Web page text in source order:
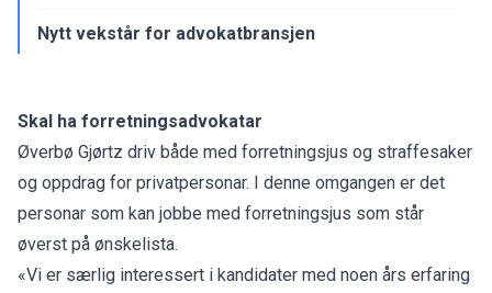
Nytt vekstår for advokatbransjen
Skal ha forretningsadvokatar
Øverbø Gjørtz driv både med forretningsjus og straffesaker
og oppdrag for privatpersonar. I denne omgangen er det
personar som kan jobbe med forretningsjus som står
øverst på ønskelista.
«Vi er særlig interessert i kandidater med noen års erfaring